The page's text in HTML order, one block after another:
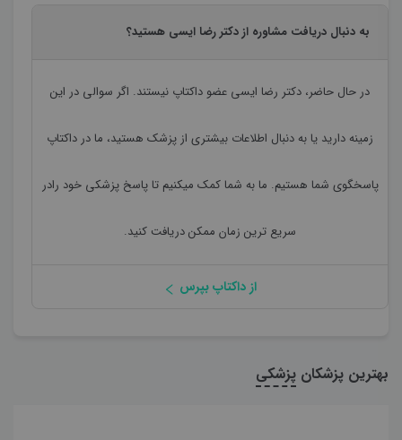
به دنبال دریافت مشاوره از دکتر رضا ایسی هستید؟
در حال حاضر، دکتر رضا ایسی عضو داکتاپ نیستند. اگر سوالی در این
زمینه دارید یا به دنبال اطلاعات بیشتری از پزشک هستید، ما در داکتاپ
پاسخگوی شما هستیم. ما به شما کمک میکنیم تا پاسخ پزشکی خود رادر
سریع ترین زمان ممکن دریافت کنید.
از داکتاپ بپرس
بهترین پزشکان پزشکی